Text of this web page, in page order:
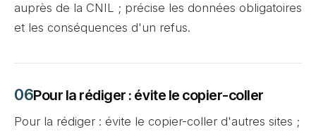
auprès de la CNIL ; précise les données obligatoires
et les conséquences d'un refus.
Pour la rédiger : évite le copier-coller
Pour la rédiger : évite le copier-coller d'autres sites ;